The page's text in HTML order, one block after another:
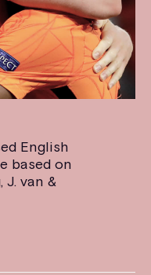
English
based on
van &